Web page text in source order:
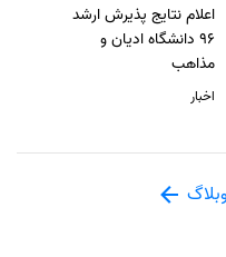
اعلام نتایج پذیرش ارشد
96 دانشگاه ادیان و
مذاهب
اخبار